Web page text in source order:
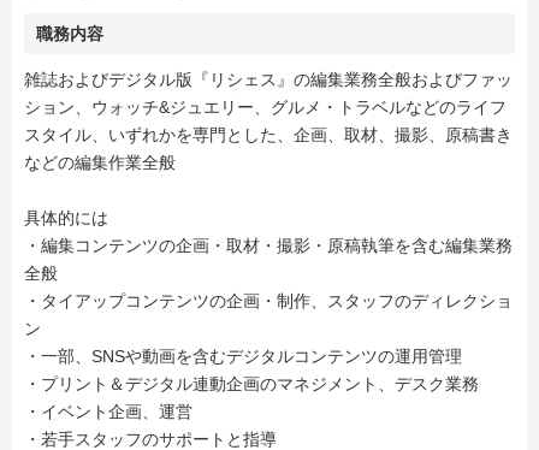
職務内容
雑誌およびデジタル版『リシェス』の編集業務全般およびファッ
ション、ウォッチ&ジュエリー、グルメ・トラベルなどのライフ
スタイル、いずれかを専門とした、企画、取材、撮影、原稿書き
などの編集作業全般
具体的には
・編集コンテンツの企画・取材・撮影・原稿執筆を含む編集業務
全般
・タイアップコンテンツの企画・制作、スタッフのディレクショ
ン
・一部、SNSや動画を含むデジタルコンテンツの運用管理
・プリント＆デジタル連動企画のマネジメント、デスク業務
・イベント企画、運営
・若手スタッフのサポートと指導